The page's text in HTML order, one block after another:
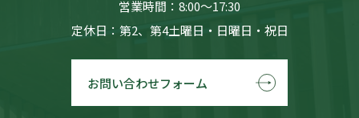
営業時間：8:00〜17:30
定休日：第2、第4土曜日・日曜日・祝日
お問い合わせフォーム